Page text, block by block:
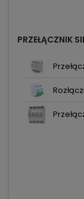
PRZEŁĄCZNIK